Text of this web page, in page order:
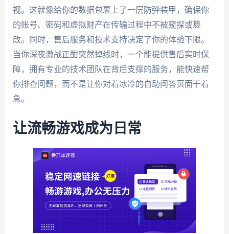
视。这就像给你的数据包裹上了一层防弹装甲，确保你
的账号、密码和虚拟财产在传输过程中不被窥探或篡
改。同时，售后服务和技术支持决定了你的体验下限。
当你深夜激战正酣突然掉线时，一个能提供售后实时保
障，拥有专业的技术团队在背后支撑的服务，能快速帮
你排查问题，而不是让你对着冰冷的自助问答页面干着
急。
让流畅游戏成为日常